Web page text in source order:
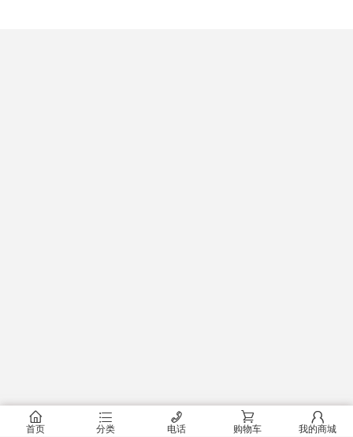
󰂠
首页
󰂦
分类
󰄫
电话
󰂟
购物车
󰂢
我的商城